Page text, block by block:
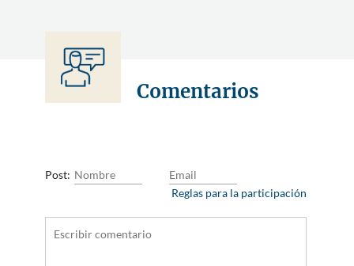
Comentarios
Post:
Reglas para la participación